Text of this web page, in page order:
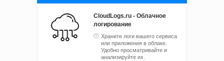
CloudLogs.ru - Облачное
логирование
Храните логи вашего сервиса
или приложения в облаке.
Удобно просматривайте и
анализируйте их.